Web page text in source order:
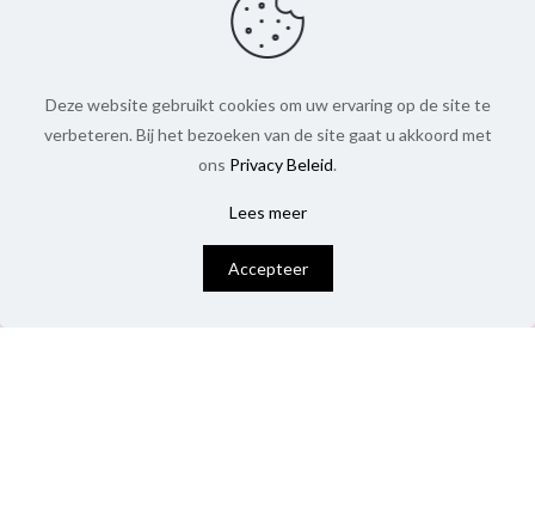
Deze website gebruikt cookies om uw ervaring op de site te
verbeteren. Bij het bezoeken van de site gaat u akkoord met
ons Privacy Beleid.
Lees meer
Accepteer